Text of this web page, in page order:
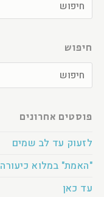
חיפוש
פוסטים אחרונים
לזעוק עד לב שמים
"האמת" במלוא כיעורה
עד כאן